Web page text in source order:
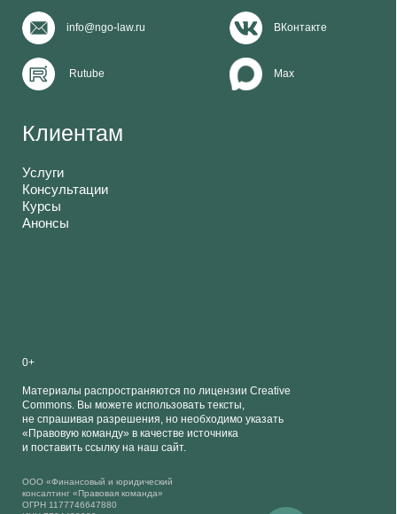
ООО «Финансовый и юридический
консалтинг «Правовая команда»
ОГРН 1177746647880
Документы
Документы об образовательной деятельности